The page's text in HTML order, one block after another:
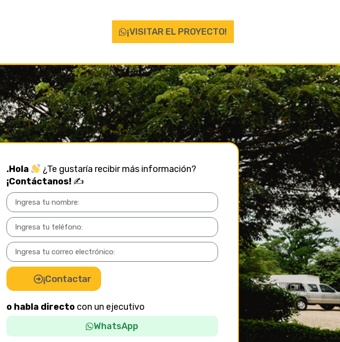
¡VISITAR EL PROYECTO!
.Hola
¿Te gustaría recibir más información?
¡Contáctanos!✍️
¡Contactar
o habla directocon un ejecutivo
WhatsApp